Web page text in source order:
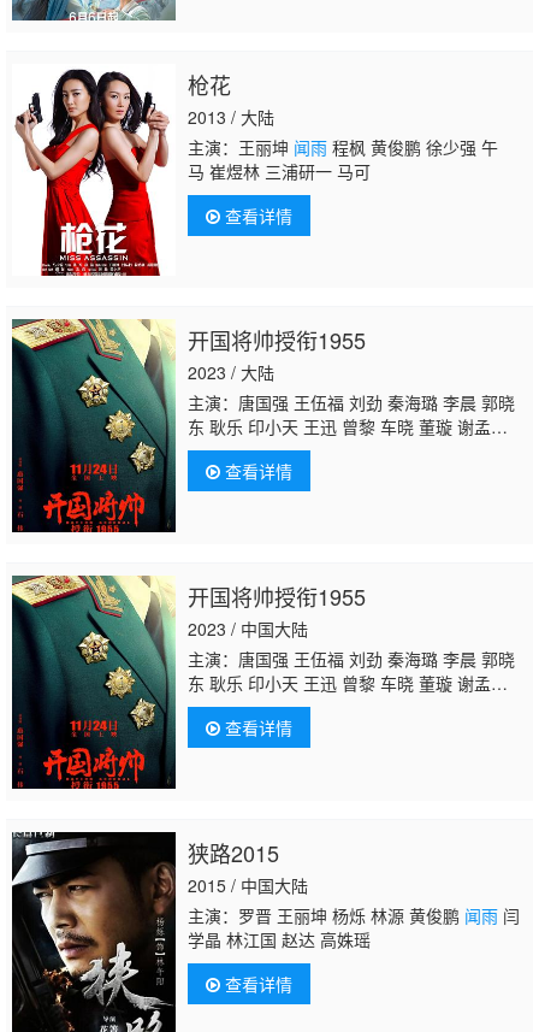
枪花
2013 / 大陆
主演：王丽坤 闻雨程枫 黄俊鹏 徐少强 午
马 崔煜林 三浦研一 马可
查看详情
开国将帅授衔1955
2023 / 大陆
主演：唐国强 王伍福 刘劲 秦海璐 李晨 郭晓
东 耿乐 印小天 王迅 曾黎 车晓 董璇 谢孟
伟闻雨丹琳 高曙光 曹卫宇 舒耀瑄 姚居德 孙
继堂 郭连文 谷伟 赵雍 卢奇 邵兵 陈翔 李岷
城 张晞临 周旭奇 王政钧 王韦智 马晓伟 闻
查看详情
开国将帅授衔1955
2023 / 中国大陆
主演：唐国强 王伍福 刘劲 秦海璐 李晨 郭晓
东 耿乐 印小天 王迅 曾黎 车晓 董璇 谢孟
伟闻雨丹琳 高曙光 曹卫宇 舒耀瑄 姚居德 孙
继堂 郭连文 谷伟 赵雍 卢奇 邵兵 陈翔 李岷
城 张晞临 周旭奇 王政钧 王韦智 马晓伟 闻
查看详情
狭路2015
2015 / 中国大陆
主演：罗晋 王丽坤 杨烁 林源 黄俊鹏 闻雨闫
学晶 林江国 赵达 高姝瑶
查看详情